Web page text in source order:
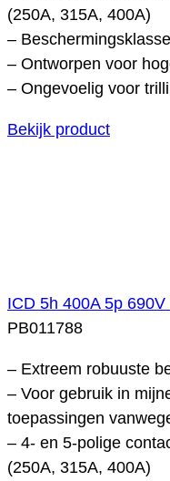
(250A, 315A, 400A)
–
– Ontworpen voor
– Ongevoelig voor
Bekijk product
ICD 5h 400A 5p
PB011788
– Extreem robuuste
– Voor gebruik in
toepassingen
– 4- en 5-polige
(250A, 315A, 400A)